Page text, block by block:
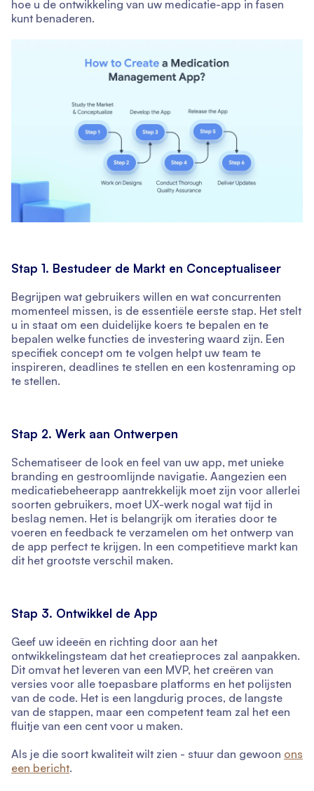
hoe u de ontwikkeling van uw medicatie-app in fasen
kunt benaderen.
Stap 1. Bestudeer de Markt en Conceptualiseer
Begrijpen wat gebruikers willen en wat concurrenten
momenteel missen, is de essentiële eerste stap. Het stelt
u in staat om een duidelijke koers te bepalen en te
bepalen welke functies de investering waard zijn. Een
specifiek concept om te volgen helpt uw team te
inspireren, deadlines te stellen en een kostenraming op
te stellen.
Stap 2. Werk aan Ontwerpen
Schematiseer de look en feel van uw app, met unieke
branding en gestroomlijnde navigatie. Aangezien een
medicatiebeheerapp aantrekkelijk moet zijn voor allerlei
soorten gebruikers, moet UX-werk nogal wat tijd in
beslag nemen. Het is belangrijk om iteraties door te
voeren en feedback te verzamelen om het ontwerp van
de app perfect te krijgen. In een competitieve markt kan
dit het grootste verschil maken.
Stap 3. Ontwikkel de App
Geef uw ideeën en richting door aan het
ontwikkelingsteam dat het creatieproces zal aanpakken.
Dit omvat het leveren van een MVP, het creëren van
versies voor alle toepasbare platforms en het polijsten
van de code. Het is een langdurig proces, de langste
van de stappen, maar een competent team zal het een
fluitje van een cent voor u maken.
Als je die soort kwaliteit wilt zien - stuur dan gewoon ons
een bericht.